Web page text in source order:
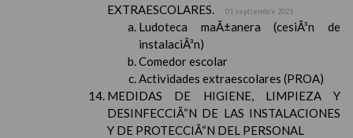
EXTRAESCOLARES.
01 septiembre 2021
Ludoteca maÃ±anera (cesiÃ³n de
instalaciÃ³n)
Comedor escolar
Actividades extraescolares (PROA)
MEDIDAS DE HIGIENE, LIMPIEZA Y
DESINFECCIÃ“N DE LAS INSTALACIONES
Y DE PROTECCIÃ“N DEL PERSONAL